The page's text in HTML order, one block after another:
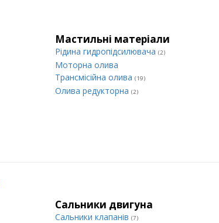
Мастильні матеріали
Рідина гидропідсилювача (2)
Моторна олива
Трансмісійна олива (19)
Олива редукторна (2)
Сальники двигуна
Сальники клапанів (7)